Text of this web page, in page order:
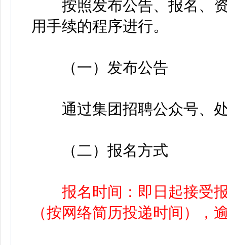
按照发布公告、报名、资
用手续的程序进行。
（一）发布公告
通过集团招聘公众号、处
（二）报名方式
报名时间：即日起接受
（按网络简历投递时间），